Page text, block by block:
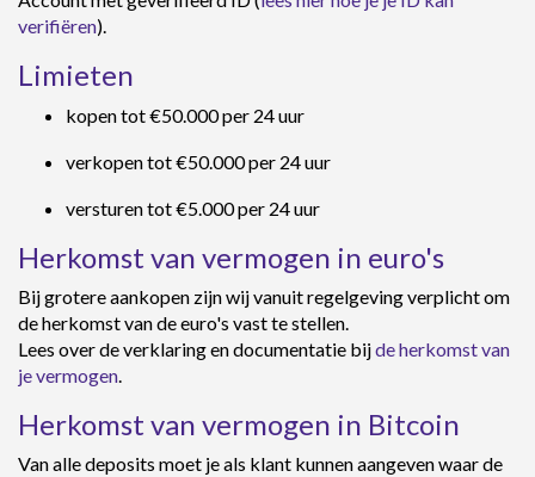
verifiëren).
Limieten
kopen tot €50.000 per 24 uur
verkopen tot €50.000 per 24 uur
versturen tot €5.000 per 24 uur
Herkomst van vermogen in euro's
Bij grotere aankopen zijn wij vanuit regelgeving verplicht om
de herkomst van de euro's vast te stellen.
Lees over de verklaring en documentatie bijde herkomst van
je vermogen.
Herkomst van vermogen in Bitcoin
Van alle deposits moet je als klant kunnen aangeven waar de